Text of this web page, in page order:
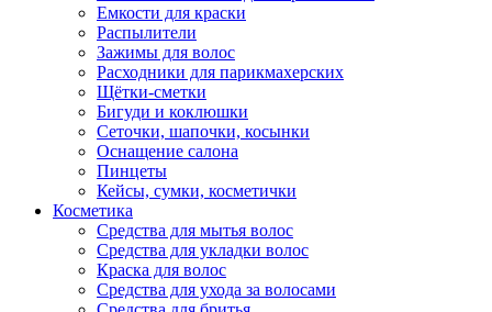
Емкости для краски
Распылители
Зажимы для волос
Расходники для парикмахерских
Щётки-сметки
Бигуди и коклюшки
Сеточки, шапочки, косынки
Оснащение салона
Пинцеты
Кейсы, сумки, косметички
Косметика
Средства для мытья волос
Средства для укладки волос
Краска для волос
Средства для ухода за волосами